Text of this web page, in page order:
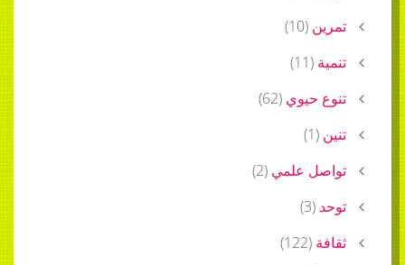
تمرين (
10
)
تنمية (
11
)
تنوع حيوي (
62
)
تنين (
1
)
تواصل علمي (
2
)
توحد (
3
)
ثقافة (
122
)